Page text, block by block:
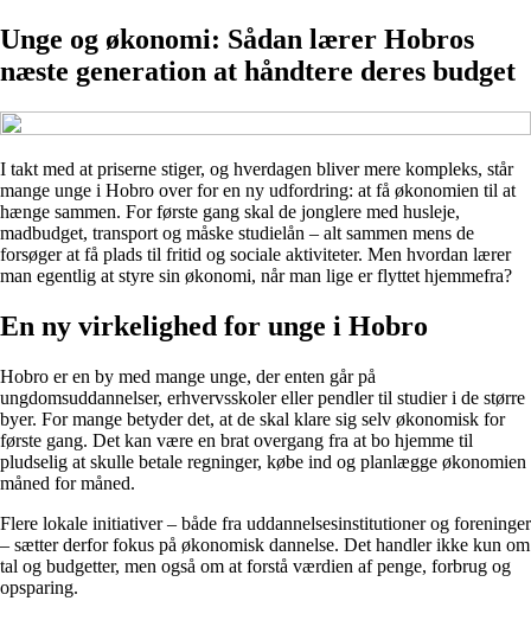
Unge og økonomi: Sådan lærer Hobros
næste generation at håndtere deres budget
I takt med at priserne stiger, og hverdagen bliver mere kompleks, står
mange unge i Hobro over for en ny udfordring: at få økonomien til at
hænge sammen. For første gang skal de jonglere med husleje,
madbudget, transport og måske studielån – alt sammen mens de
forsøger at få plads til fritid og sociale aktiviteter. Men hvordan lærer
man egentlig at styre sin økonomi, når man lige er flyttet hjemmefra?
En ny virkelighed for unge i Hobro
Hobro er en by med mange unge, der enten går på
ungdomsuddannelser, erhvervsskoler eller pendler til studier i de større
byer. For mange betyder det, at de skal klare sig selv økonomisk for
første gang. Det kan være en brat overgang fra at bo hjemme til
pludselig at skulle betale regninger, købe ind og planlægge økonomien
måned for måned.
Flere lokale initiativer – både fra uddannelsesinstitutioner og foreninger
– sætter derfor fokus på økonomisk dannelse. Det handler ikke kun om
tal og budgetter, men også om at forstå værdien af penge, forbrug og
opsparing.